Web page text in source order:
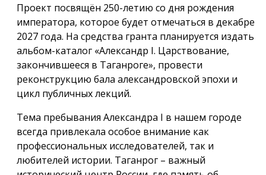
Проект посвящён 250-летию со дня рождения
императора, которое будет отмечаться в декабре
2027 года. На средства гранта планируется издать
альбом-каталог «Александр I. Царствование,
закончившееся в Таганроге», провести
реконструкцию бала александровской эпохи и
цикл публичных лекций.
Тема пребывания Александра I в нашем городе
всегда привлекала особое внимание как
профессиональных исследователей, так и
любителей истории. Таганрог – важный